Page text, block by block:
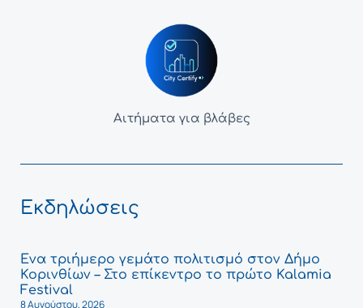
Αιτήματα για βλάβες
Εκδηλώσεις
Ένα τριήμερο γεμάτο πολιτισμό στον Δήμο
Κορινθίων – Στο επίκεντρο το πρώτο Kalamia
Festival
8 Αυγούστου, 2026